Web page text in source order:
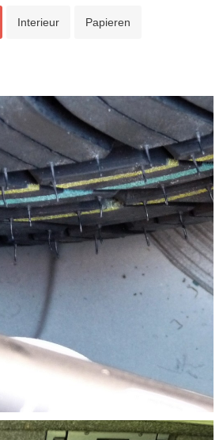
Interieur Papieren